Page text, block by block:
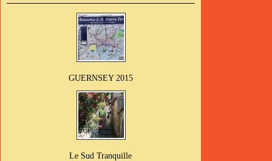
GUERNSEY 2015
Le Sud Tranquille